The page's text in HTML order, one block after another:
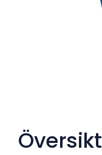
Översikt